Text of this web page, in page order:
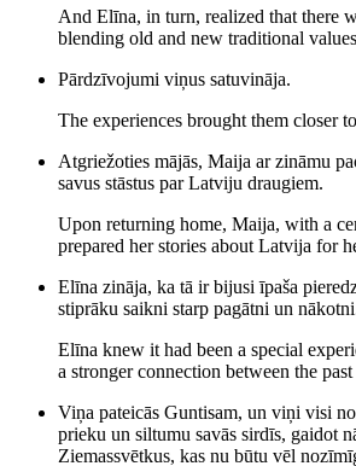
And Elīna, in turn, realized that there
blending old and new traditional
Pārdzīvojumi viņus satuvināja.
The experiences brought them closer
Atgriežoties mājās, Maija ar zināmu
savus stāstus par Latviju draugiem.
Upon returning home, Maija, with a
prepared her stories about Latvija for
Elīna zināja, ka tā ir bijusi īpaša
stiprāku saikni starp pagātni un
Elīna knew it had been a special
a stronger connection between the
Viņa pateicās Guntisam, un viņi visi
prieku un siltumu savās sirdīs, gaidot
Ziemassvētkus, kas nu būtu vēl